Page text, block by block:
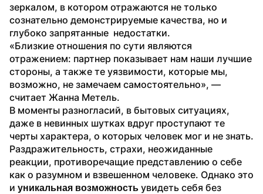
зеркалом, в котором отражаются не только
сознательно демонстрируемые качества, но и
глубоко запрятанные  недостатки.
«Близкие отношения по сути являются
отражением: партнер показывает нам наши лучшие
стороны, а также те уязвимости, которые мы,
возможно, не замечаем самостоятельно», —
считает Жанна Метель.
В моменты разногласий, в бытовых ситуациях,
даже в невинных шутках вдруг проступают те
черты характера, о которых человек мог и не знать.
Раздражительность, страхи, неожиданные
реакции, противоречащие представлению о себе
как о разумном и взвешенном человеке. Однако это
и уникальная возможность увидеть себя без